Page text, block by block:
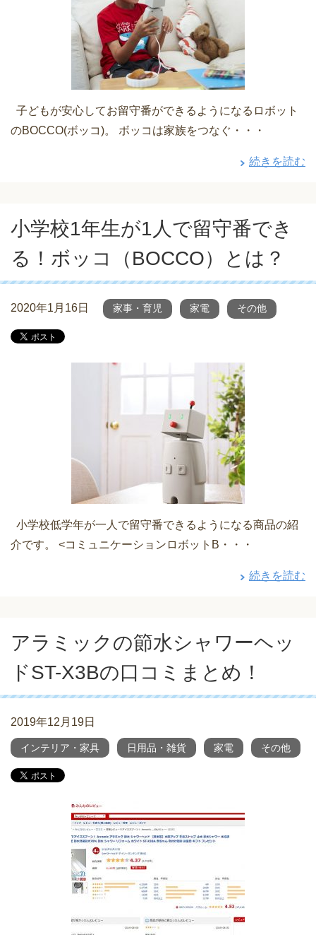
子どもが安心してお留守番ができるようになるロボット
のBOCCO(ボッコ)。 ボッコは家族をつなぐ・・・
続きを読む
小学校1年生が1人で留守番でき
る！ボッコ（BOCCO）とは？
2020年1月16日 家事・育児 家電 その他
小学校低学年が一人で留守番できるようになる商品の紹
介です。 <コミュニケーションロボットB・・・
続きを読む
アラミックの節水シャワーヘッ
ドST-X3Bの口コミまとめ！
2019年12月19日
インテリア・家具 日用品・雑貨 家電 その他